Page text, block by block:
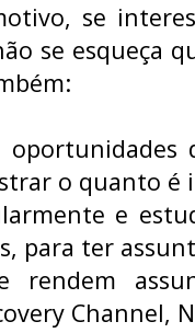
se
se esqueça
o quanto é
e
para ter
rendem
Channel,